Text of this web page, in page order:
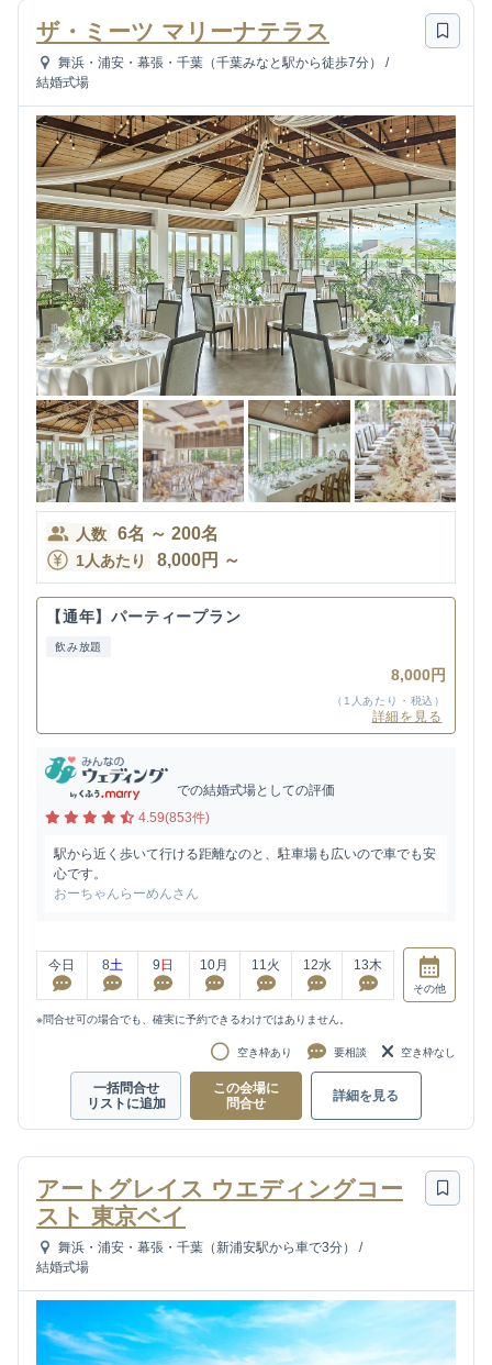
ザ・ミーツ マリーナテラス
舞浜・浦安・幕張・千葉（千葉みなと駅から徒歩7分）
/
結婚式場
人数 6名 ～ 200名
1人あたり 8,000円 ～
【通年】パーティープラン
飲み放題
8,000円
（1人あたり・税込）
詳細を見る
での結婚式場としての評価
4.59(853件)
駅から近く歩いて行ける距離なのと、駐車場も広いので車でも安
心です。
おーちゃんらーめんさん
今日 8土 9 日 10月 11 火 12水 13木
その他
※問合せ可の場合でも、確実に予約できるわけではありません。
空き枠あり 要相談 空き枠なし
一括問合せ
リストに追加
この会場に
問合せ
詳細を見る
アートグレイス ウエディングコー
スト 東京ベイ
舞浜・浦安・幕張・千葉（新浦安駅から車で3分）
/
結婚式場